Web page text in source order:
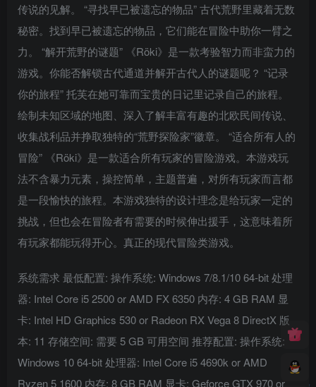
传说的见解。 “寻找早已被遗忘的物品” 古代荒野里藏着无数
秘密。找到早已被遗忘的物品，它们能在冒险中助你一臂之
力。 “解开荒野的谜题” 《Röki》是一款考验智力而非蛮力的
游戏。你能否解锁古代通道并解开古代人的谜题呢？ “记录
你的旅程” 托芙在她可靠而宝贵的日记里记录自己的旅程。
绘制未知区域的地图、深入了解丰富有趣的北欧民间传说、
收集战利品并挣取独特的“荒野探险家”徽章。 “适合所有人的
冒险” 《Röki》是一款适合所有玩家的冒险游戏。本游戏玩
法不含暴力元素，操控简单，主题普遍，对所有玩家而言都
是一段愉快的旅程。本游戏独特的设计理念是给玩家一定的
挑战，但也会在冒险者有需要的时候伸出援手，这意味着所
有玩家都能玩得开心。真正的现代冒险类游戏。
系统需求 最低配置: 操作系统: Windows 7/8.1/10 64-bit 处理
器: Intel Core i5 2500 or AMD FX 6350 内存: 4 GB RAM 显
卡: Intel HD Graphics 530 or Radeon RX Vega 8 DirectX 版
本: 11 存储空间: 需要 5 GB 可用空间 推荐配置: 操作系统:
Windows 10 64-bit 处理器: Intel Core i5 4690k or AMD
Ryzen 5 1600 内存: 8 GB RAM 显卡: Geforce GTX 970 or